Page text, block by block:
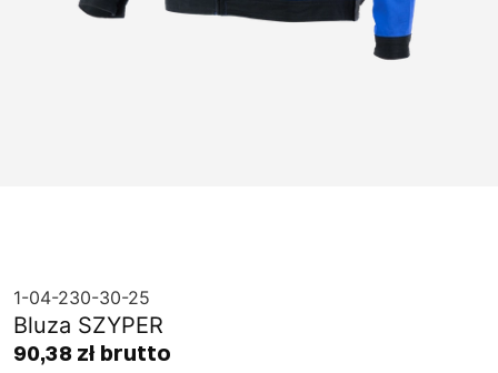
1-04-230-30-25
Bluza SZYPER
90,38 zł brutto